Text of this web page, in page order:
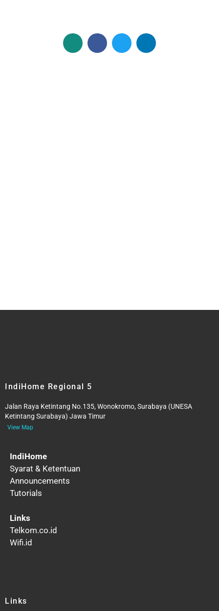
IndiHome Regional 5
Jalan Raya Ketintang No.135, Wonokromo, Surabaya (UNESA
Ketintang Surabaya) Jawa Timur
View Map
IndiHome
Syarat & Ketentuan
Announcements
Tutorials
Links
Telkom.co.id
Wifi.id
Links